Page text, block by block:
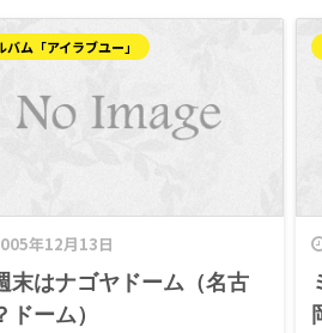
年12月13日
バム「アイラブユー」
末はナゴヤドーム（名古
ドーム）